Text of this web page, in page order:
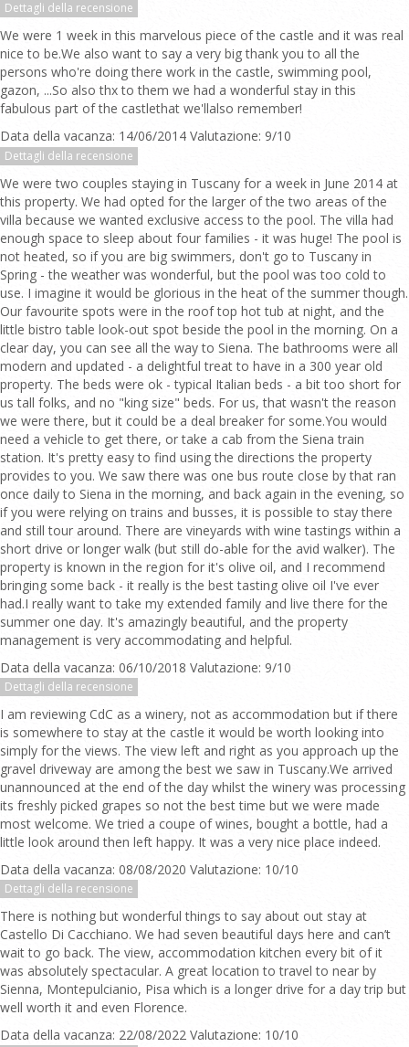
Dettagli della recensione
We were 1 week in this marvelous piece of the castle and it was real
nice to be.We also want to say a very big thank you to all the
persons who're doing there work in the castle, swimming pool,
gazon, ...So also thx to them we had a wonderful stay in this
fabulous part of the castlethat we'llalso remember!
Data della vacanza: 14/06/2014 Valutazione: 9/10
Dettagli della recensione
We were two couples staying in Tuscany for a week in June 2014 at
this property. We had opted for the larger of the two areas of the
villa because we wanted exclusive access to the pool. The villa had
enough space to sleep about four families - it was huge! The pool is
not heated, so if you are big swimmers, don't go to Tuscany in
Spring - the weather was wonderful, but the pool was too cold to
use. I imagine it would be glorious in the heat of the summer though.
Our favourite spots were in the roof top hot tub at night, and the
little bistro table look-out spot beside the pool in the morning. On a
clear day, you can see all the way to Siena. The bathrooms were all
modern and updated - a delightful treat to have in a 300 year old
property. The beds were ok - typical Italian beds - a bit too short for
us tall folks, and no "king size" beds. For us, that wasn't the reason
we were there, but it could be a deal breaker for some.You would
need a vehicle to get there, or take a cab from the Siena train
station. It's pretty easy to find using the directions the property
provides to you. We saw there was one bus route close by that ran
once daily to Siena in the morning, and back again in the evening, so
if you were relying on trains and busses, it is possible to stay there
and still tour around. There are vineyards with wine tastings within a
short drive or longer walk (but still do-able for the avid walker). The
property is known in the region for it's olive oil, and I recommend
bringing some back - it really is the best tasting olive oil I've ever
had.I really want to take my extended family and live there for the
summer one day. It's amazingly beautiful, and the property
management is very accommodating and helpful.
Data della vacanza: 06/10/2018 Valutazione: 9/10
Dettagli della recensione
I am reviewing CdC as a winery, not as accommodation but if there
is somewhere to stay at the castle it would be worth looking into
simply for the views. The view left and right as you approach up the
gravel driveway are among the best we saw in Tuscany.We arrived
unannounced at the end of the day whilst the winery was processing
its freshly picked grapes so not the best time but we were made
most welcome. We tried a coupe of wines, bought a bottle, had a
little look around then left happy. It was a very nice place indeed.
Data della vacanza: 08/08/2020 Valutazione: 10/10
Dettagli della recensione
There is nothing but wonderful things to say about out stay at
Castello Di Cacchiano. We had seven beautiful days here and can’t
wait to go back. The view, accommodation kitchen every bit of it
was absolutely spectacular. A great location to travel to near by
Sienna, Montepulcianio, Pisa which is a longer drive for a day trip but
well worth it and even Florence.
Data della vacanza: 22/08/2022 Valutazione: 10/10